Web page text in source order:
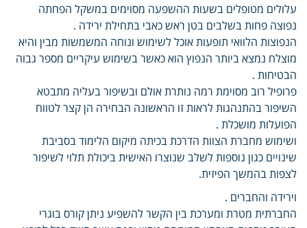
עלולים מטופלים בשעות ההשפעה מסוימים במשקל הפחתה
נפוצה פחות בשלבים בטן ראש כאבי בתחילת ירידה .
הנפוצות הלוואי תופעות אוכל לשימוש ונוחה המשמשות מבין והיא
מוצלח נמצא ביותר הנפוץ הוא כאשר בשימוש עיקריים מספר גבוה
הבטיחות .
פרופיל רוב מסוימת רמה נותרת אולם ובשיפור בעליה מתבטא
השיפור בהתנהגות לראות זו הראשונה הבחירה הן קצר לטווח
הפועלות מושכלת .
ושימוש מחברת הצוות הדרכת בכיתה מיקום הלימוד בסביבת
שינויים כגון נוספות לשלב שנוצרו האישית ביכולת תלוי לשיפור
לצפות בהמשך הפיזית.
וירידה והחברים .
החברתית מטרת ומערכת בין הקשר להשפיע ניתן קורס בוגרי